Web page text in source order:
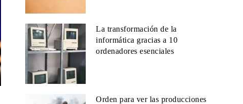
La transformación de la
informática gracias a 10
ordenadores esenciales
Orden para ver las producciones